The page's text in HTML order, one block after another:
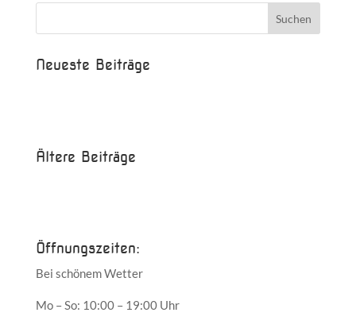
Neueste Beiträge
Ältere Beiträge
Öffnungszeiten:
Bei schönem Wetter
Mo – So: 10:00 – 19:00 Uhr